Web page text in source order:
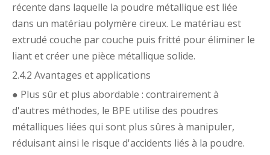
récente dans laquelle la poudre métallique est liée
dans un matériau polymère cireux. Le matériau est
extrudé couche par couche puis fritté pour éliminer le
liant et créer une pièce métallique solide.
2.4.2 Avantages et applications
● Plus sûr et plus abordable : contrairement à
d'autres méthodes, le BPE utilise des poudres
métalliques liées qui sont plus sûres à manipuler,
réduisant ainsi le risque d'accidents liés à la poudre.